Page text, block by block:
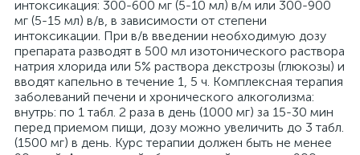
интоксикация: 300-600 мг (5-10 мл) в/м или 300-900
мг (5-15 мл) в/в, в зависимости от степени
интоксикации. При в/в введении необходимую дозу
препарата разводят в 500 мл изотонического раствора
натрия хлорида или 5% раствора декстрозы (глюкозы) и
вводят капельно в течение 1, 5 ч. Комплексная терапия
заболеваний печени и хронического алкоголизма:
внутрь: по 1 табл. 2 раза в день (1000 мг) за 15-30 мин
перед приемом пищи, дозу можно увеличить до 3 табл.
(1500 мг) в день. Курс терапии должен быть не менее